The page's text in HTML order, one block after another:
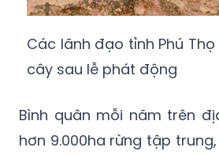
Các lãnh đạo tỉnh Phú
cây sau lễ phát động
Bình quân mỗi năm trên
hơn 9.000ha rừng tập